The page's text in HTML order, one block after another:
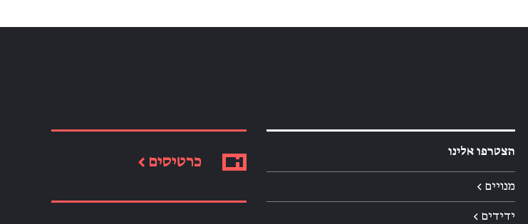
הצטרפו אלינו
מנויים ←
ידידים ←
כרטיסים ←